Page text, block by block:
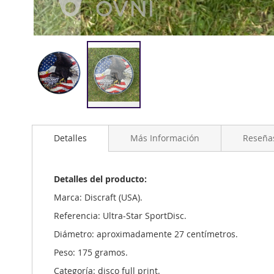
al
comienzo
galería
imágenes
Detalles
Detalles del producto:
Marca: Discraft (USA).
Referencia: Ultra-Star SportDisc.
Diámetro: aproximadamente 27 centímetros.
Peso: 175 gramos.
Categoría: disco full print.
Más Información